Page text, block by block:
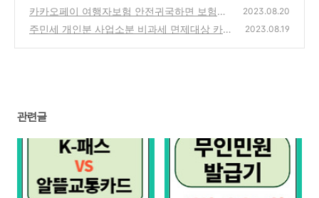
채용 일자리 시니어인턴십
(0)
카카오페이 여행자보험 안전귀국하면 보험료
환급, 할인방법
(2)
2023.08.20
주민세 개인분 사업소분 비과세 면제대상 카드
2023.08.19
관련글